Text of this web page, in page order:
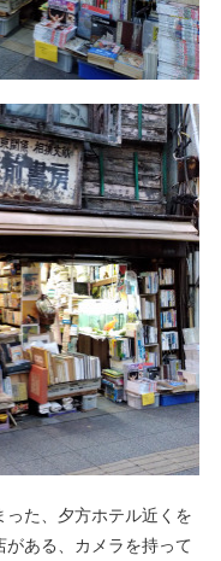
た、夕方ホテル近くを
ある、カメラを持って